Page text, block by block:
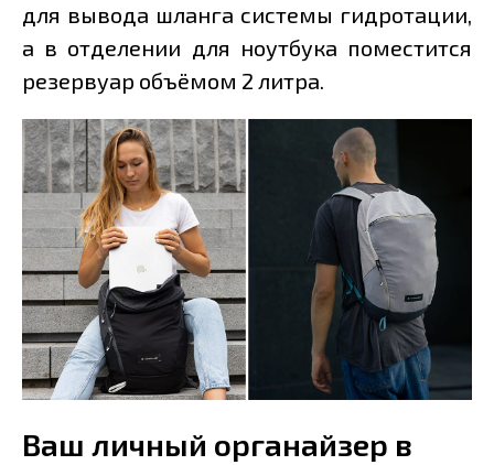
для вывода шланга системы гидротации,
а в отделении для ноутбука поместится
резервуар объёмом 2 литра.
Ваш личный органайзер в